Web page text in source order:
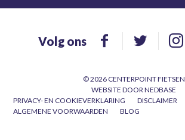
© 2026 CENTERPOINT FIETSEN
WEBSITE DOORNEDBASE
PRIVACY- EN COOKIEVERKLARING
DISCLAIMER
ALGEMENE VOORWAARDEN
BLOG
Volg ons